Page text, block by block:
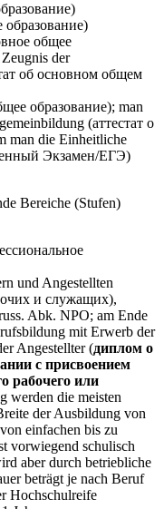
образование)
общее
der
об основном общем
образование); man
(аттестат о
man die Einheitliche
Экзамен/ЕГЭ)
Bereiche (Stufen)
und Angestellten
и служащих),
Abk. NPO; am Ende
mit Erwerb der
Angestellter (диплом о
с присвоением
рабочего или
werden die meisten
der Ausbildung von
einfachen bis zu
vorwiegend schulisch
aber durch betriebliche
beträgt je nach Beruf
Hochschulreife